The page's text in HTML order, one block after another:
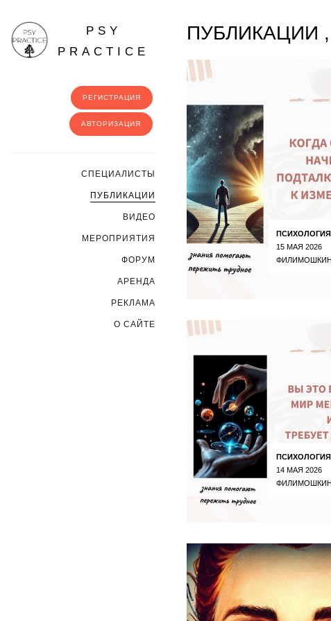
PSY
PRACTICE
РЕГИСТРАЦИЯ
АВТОРИЗАЦИЯ
CПЕЦИАЛИСТЫ
ПУБЛИКАЦИИ
ВИДЕО
МЕРОПРИЯТИЯ
ФОРУМ
АРЕНДА
РЕКЛАМА
О САЙТЕ
ПУБЛИКАЦИИ
15 МАЯ 2026
14 МАЯ 2026